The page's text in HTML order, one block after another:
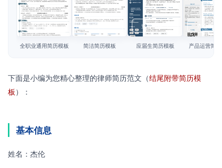
简历模板
简历教程
查看模板
全职业通用简历模板
查看模板
简洁简历模板
查看模板
应届生简历模板
查看模板
产品运营简
下面是小编为您精心整理的律师简历范文（结尾附带简历模
板）：
基本信息
姓名：杰伦